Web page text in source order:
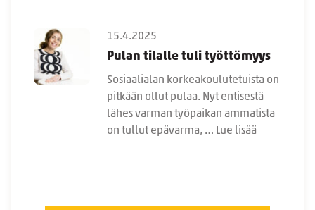
15.4.2025
Pulan tilalle tuli työttömyys
Sosiaalialan korkeakoulutetuista on
pitkään ollut pulaa. Nyt entisestä
lähes varman työpaikan ammatista
on tullut epävarma, … Lue lisää